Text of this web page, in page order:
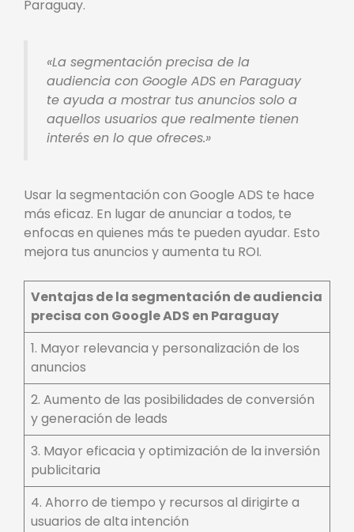
Paraguay.
«La segmentación precisa de la
audiencia con Google ADS en Paraguay
te ayuda a mostrar tus anuncios solo a
aquellos usuarios que realmente tienen
interés en lo que ofreces.»
Usar la segmentación con Google ADS te hace
más eficaz. En lugar de anunciar a todos, te
enfocas en quienes más te pueden ayudar. Esto
mejora tus anuncios y aumenta tu ROI.
Ventajas de la segmentación de audiencia
precisa con Google ADS en Paraguay
1. Mayor relevancia y personalización de los
anuncios
2. Aumento de las posibilidades de conversión
y generación de leads
3. Mayor eficacia y optimización de la inversión
publicitaria
4. Ahorro de tiempo y recursos al dirigirte a
usuarios de alta intención